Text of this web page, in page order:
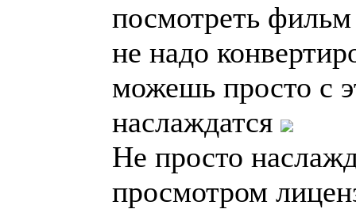
посмотреть
не надо
можешь просто с
наслаждатся
Не просто
просмотром